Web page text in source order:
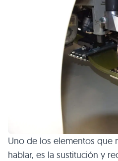
Uno de los elementos que
hablar, es la sustitución y